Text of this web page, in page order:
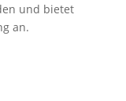
und bietet
an.